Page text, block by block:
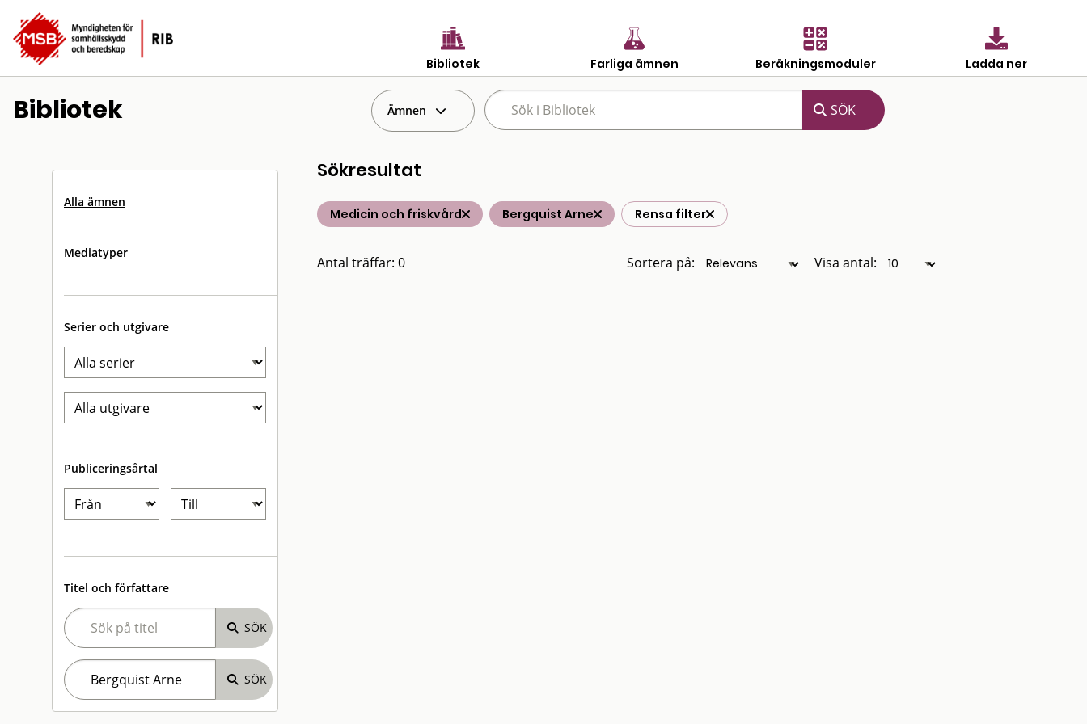
Bibliotek Farliga ämnen Beräkningsmoduler Ladda ner
Bibliotek Ämnen
Alla ämnen
Mediatyper
Serier och utgivare
Publiceringsårtal
Titel och författare
Sökresultat
Medicin och friskvård Bergquist Arne Rensa filter
Antal träffar: 0 Sortera på: Visa antal: